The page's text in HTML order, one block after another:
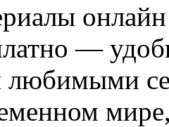
—
любимыми
мире,